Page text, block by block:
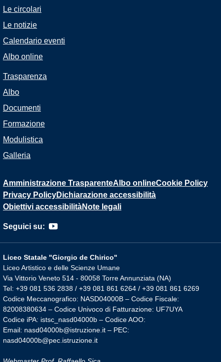
Le circolari
Le notizie
Calendario eventi
Albo online
Trasparenza
Albo
Documenti
Formazione
Modulistica
Galleria
Amministrazione TrasparenteAlbo onlineCookie Policy
Privacy PolicyDichiarazione accessibilità
Obiettivi accessibilitàNote legali
Seguici su:
Liceo Statale "Giorgio de Chirico"
Liceo Artistico e delle Scienze Umane
Via Vittorio Veneto 514 - 80058 Torre Annunziata (NA)
Tel: +39 081 536 2838 / +39 081 861 6264 / +39 081 861 6269
Codice Meccanografico: NASD04000B – Codice Fiscale:
82008380634 – Codice Univoco di Fatturazione: UF7UYA
Codice iPA: istsc_nasd04000b – Codice AOO:
Email: nasd04000b@istruzione.it – PEC:
nasd04000b@pec.istruzione.it